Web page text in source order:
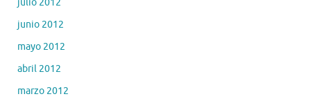
junio 2012
mayo 2012
abril 2012
marzo 2012